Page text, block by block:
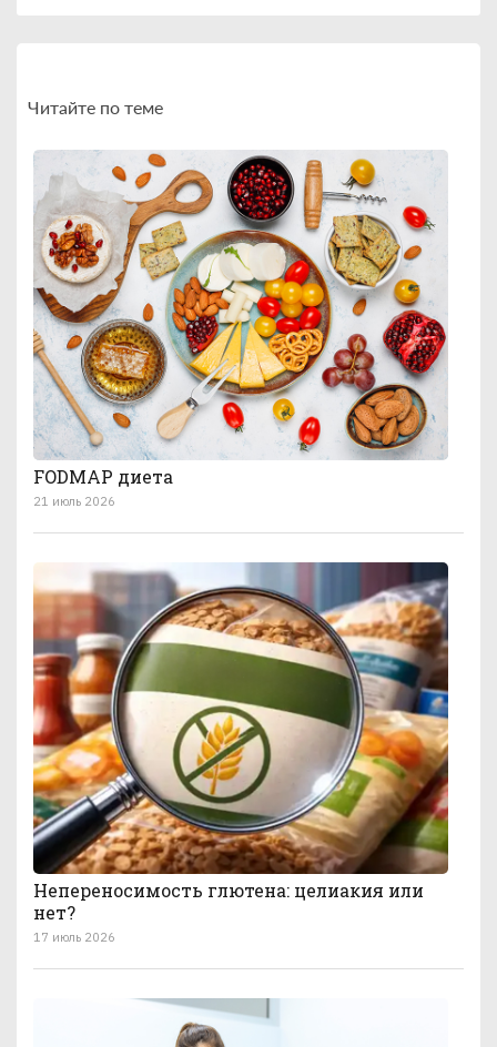
Читайте по теме
FODMAP диета
21 июль 2026
Непереносимость глютена: целиакия или
нет?
17 июль 2026